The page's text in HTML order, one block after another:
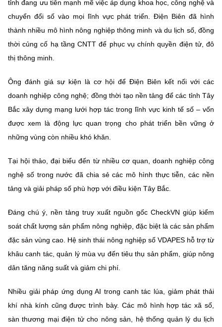
tỉnh đang ưu tiên mạnh mẽ việc áp dụng khoa học, công nghệ và
chuyển đổi số vào mọi lĩnh vực phát triển. Điện Biên đã hình
thành nhiều mô hình nông nghiệp thông minh và du lịch số, đồng
thời củng cố hạ tầng CNTT để phục vụ chính quyền điện tử, đô
thị thông minh.
Ông đánh giá sự kiện là cơ hội để Điện Biên kết nối với các
doanh nghiệp công nghệ; đồng thời tạo nền tảng để các tỉnh Tây
Bắc xây dựng mạng lưới hợp tác trong lĩnh vực kinh tế số – vốn
được xem là động lực quan trọng cho phát triển bền vững ở
những vùng còn nhiều khó khăn.
Tại hội thảo, đại biểu đến từ nhiều cơ quan, doanh nghiệp công
nghệ số trong nước đã chia sẻ các mô hình thực tiễn, các nền
tảng và giải pháp số phù hợp với điều kiện Tây Bắc.
Đáng chú ý, nền tảng truy xuất nguồn gốc CheckVN giúp kiểm
soát chất lượng sản phẩm nông nghiệp, đặc biệt là các sản phẩm
đặc sản vùng cao. Hệ sinh thái nông nghiệp số VDAPES hỗ trợ từ
khâu canh tác, quản lý mùa vụ đến tiêu thụ sản phẩm, giúp nông
dân tăng năng suất và giảm chi phí.
Nhiều giải pháp ứng dụng AI trong canh tác lúa, giảm phát thải
khí nhà kính cũng được trình bày. Các mô hình hợp tác xã số,
sàn thương mại điện tử cho nông sản, hệ thống quản lý du lịch